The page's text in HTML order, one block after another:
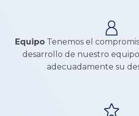
Equipo Tenemos el
desarrollo de nuestro
adecuadamente su